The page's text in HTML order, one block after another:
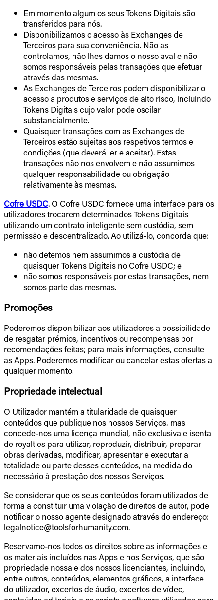
Em momento algum os seus Tokens Digitais são
transferidos para nós.
Disponibilizamos o acesso às Exchanges de
Terceiros para sua conveniência. Não as
controlamos, não lhes damos o nosso aval e não
somos responsáveis pelas transações que efetuar
através das mesmas.
As Exchanges de Terceiros podem disponibilizar o
acesso a produtos e serviços de alto risco, incluindo
Tokens Digitais cujo valor pode oscilar
substancialmente.
Quaisquer transações com as Exchanges de
Terceiros estão sujeitas aos respetivos termos e
condições (que deverá ler e aceitar). Estas
transações não nos envolvem e não assumimos
qualquer responsabilidade ou obrigação
relativamente às mesmas.
Cofre USDC. O Cofre USDC fornece uma interface para os
utilizadores trocarem determinados Tokens Digitais
utilizando um contrato inteligente sem custódia, sem
permissão e descentralizado. Ao utilizá-lo, concorda que:
não detemos nem assumimos a custódia de
quaisquer Tokens Digitais no Cofre USDC; e
não somos responsáveis por estas transações, nem
somos parte das mesmas.
Promoções
Poderemos disponibilizar aos utilizadores a possibilidade
de resgatar prémios, incentivos ou recompensas por
recomendações feitas; para mais informações, consulte
as Apps. Poderemos modificar ou cancelar estas ofertas a
qualquer momento.
Propriedade intelectual
O Utilizador mantém a titularidade de quaisquer
conteúdos que publique nos nossos Serviços, mas
concede-nos uma licença mundial, não exclusiva e isenta
de royalties para utilizar, reproduzir, distribuir, preparar
obras derivadas, modificar, apresentar e executar a
totalidade ou parte desses conteúdos, na medida do
necessário à prestação dos nossos Serviços.
Se considerar que os seus conteúdos foram utilizados de
forma a constituir uma violação de direitos de autor, pode
notificar o nosso agente designado através do endereço:
legalnotice@toolsforhumanity.com.
Reservamo-nos todos os direitos sobre as informações e
os materiais incluídos nas Apps e nos Serviços, que são
propriedade nossa e dos nossos licenciantes, incluindo,
entre outros, conteúdos, elementos gráficos, a interface
do utilizador, excertos de áudio, excertos de vídeo,